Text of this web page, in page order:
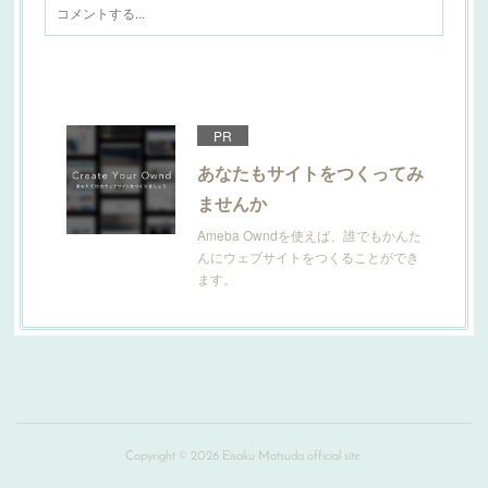
PR
あなたもサイトをつくってみ
ませんか
Ameba Owndを使えば、誰でもかんた
んにウェブサイトをつくることができ
ます。
Copyright © 2026 Eisaku Matsuda official site.